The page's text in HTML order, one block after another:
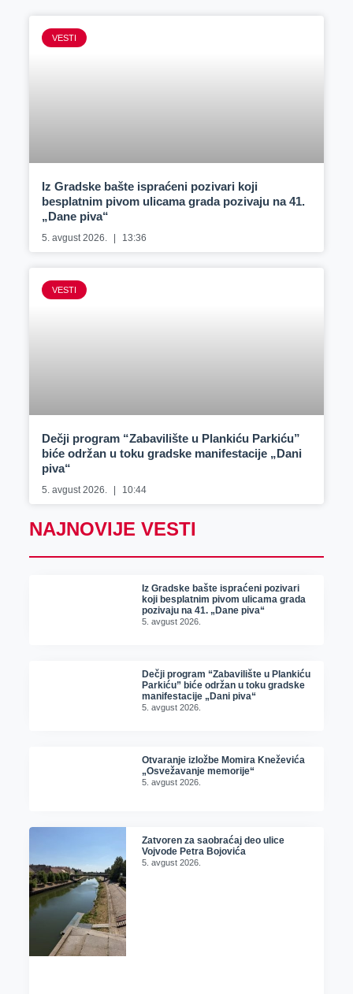
VESTI
Iz Gradske bašte ispraćeni pozivari koji
besplatnim pivom ulicama grada pozivaju na 41.
„Dane piva“
5. avgust 2026. 13:36
VESTI
Dečji program “Zabavilište u Plankiću Parkiću”
biće održan u toku gradske manifestacije „Dani
piva“
5. avgust 2026. 10:44
NAJNOVIJE VESTI
Iz Gradske bašte ispraćeni pozivari
koji besplatnim pivom ulicama grada
pozivaju na 41. „Dane piva“
5. avgust 2026.
Dečji program “Zabavilište u Plankiću
Parkiću” biće održan u toku gradske
manifestacije „Dani piva“
5. avgust 2026.
Otvaranje izložbe Momira Kneževića
„Osvežavanje memorije“
5. avgust 2026.
Zatvoren za saobraćaj deo ulice
Vojvode Petra Bojovića
5. avgust 2026.